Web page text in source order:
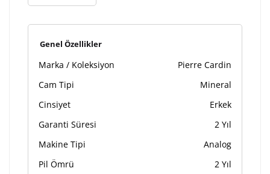
Genel Özellikler
Marka / Koleksiyon
Pierre Cardin
Cam Tipi
Mineral
Cinsiyet
Erkek
Garanti Süresi
2 Yıl
Makine Tipi
Analog
Pil Ömrü
2 Yıl